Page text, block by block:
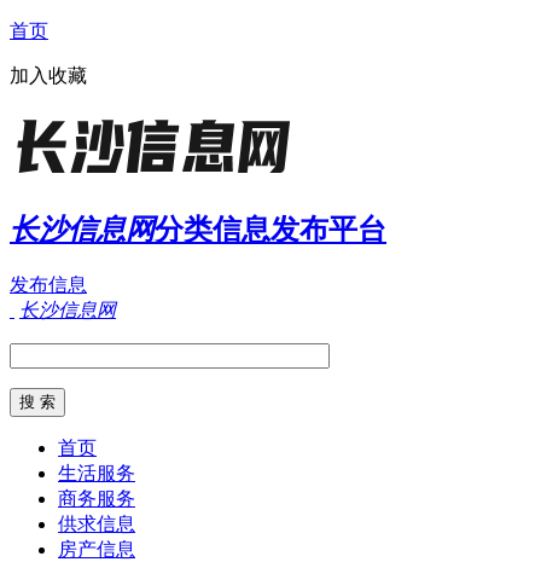
首页
加入收藏
长沙信息网分类信息发布平台
发布信息
长沙信息网
首页
生活服务
商务服务
供求信息
房产信息